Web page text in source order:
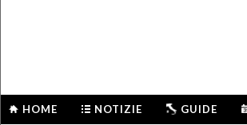
HOME NOTIZIE GUIDE